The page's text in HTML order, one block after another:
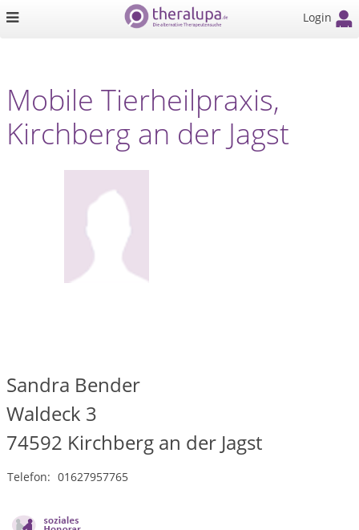
Login
Mobile Tierheilpraxis,
Kirchberg an der Jagst
Sandra Bender
Waldeck 3
74592 Kirchberg an der Jagst
Telefon: 01627957765